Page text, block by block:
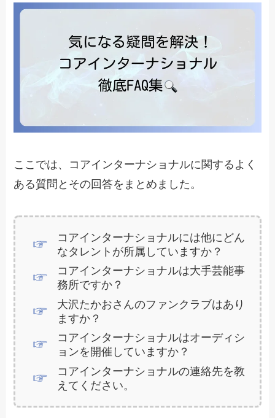
ここでは、コアインターナショナルに関するよく
ある質問とその回答をまとめました。
コアインターナショナルには他にどん
なタレントが所属していますか？
コアインターナショナルは大手芸能事
務所ですか？
大沢たかおさんのファンクラブはあり
ますか？
コアインターナショナルはオーディシ
ョンを開催していますか？
コアインターナショナルの連絡先を教
えてください。